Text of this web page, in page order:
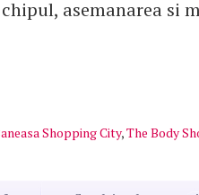
asemanarea si
Shopping City,The Body